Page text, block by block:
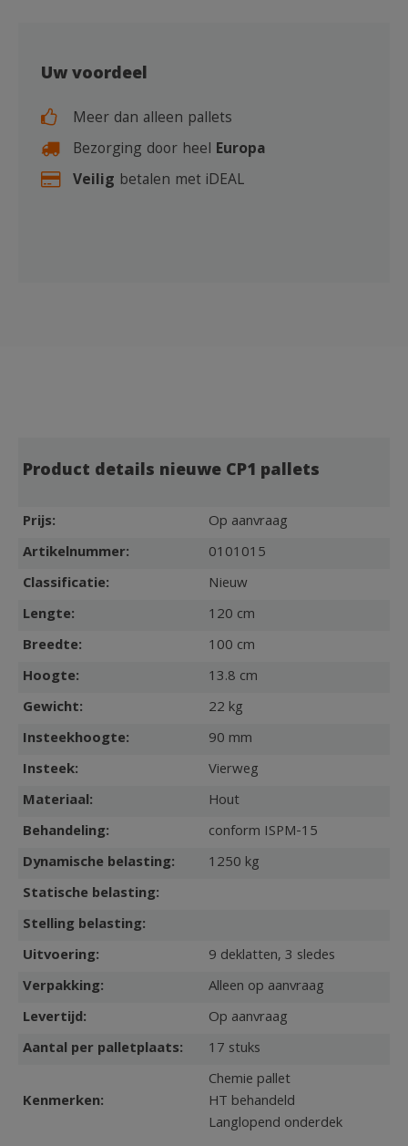
Uw voordeel
Meer dan alleen pallets
Bezorging door heel Europa
Veilig betalen met iDEAL
Product details nieuwe CP1 pallets
Prijs:
Op aanvraag
Artikelnummer:
0101015
Classificatie:
Nieuw
Lengte:
120 cm
Breedte:
100 cm
Hoogte:
13.8 cm
Gewicht:
22 kg
Insteekhoogte:
90 mm
Insteek:
Vierweg
Materiaal:
Hout
Behandeling:
conform ISPM-15
Dynamische belasting:
1250 kg
Statische belasting:
Stelling belasting:
Uitvoering:
9 deklatten, 3 sledes
Verpakking:
Alleen op aanvraag
Levertijd:
Op aanvraag
Aantal per palletplaats:
17 stuks
Kenmerken:
Chemie pallet
HT behandeld
Langlopend onderdek